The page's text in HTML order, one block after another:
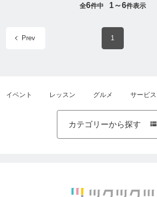
全6件中 1～6件表示
Prev 1
イベント レッスン グルメ サービス
カテゴリーから探す 